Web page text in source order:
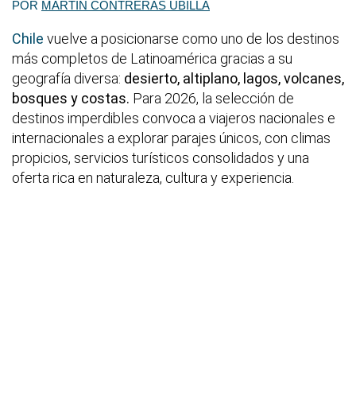
POR MARTÍN CONTRERAS UBILLA
Chile vuelve a posicionarse como uno de los destinos
más completos de Latinoamérica gracias a su
geografía diversa: desierto, altiplano, lagos, volcanes,
bosques y costas. Para 2026, la selección de
destinos imperdibles convoca a viajeros nacionales e
internacionales a explorar parajes únicos, con climas
propicios, servicios turísticos consolidados y una
oferta rica en naturaleza, cultura y experiencia.